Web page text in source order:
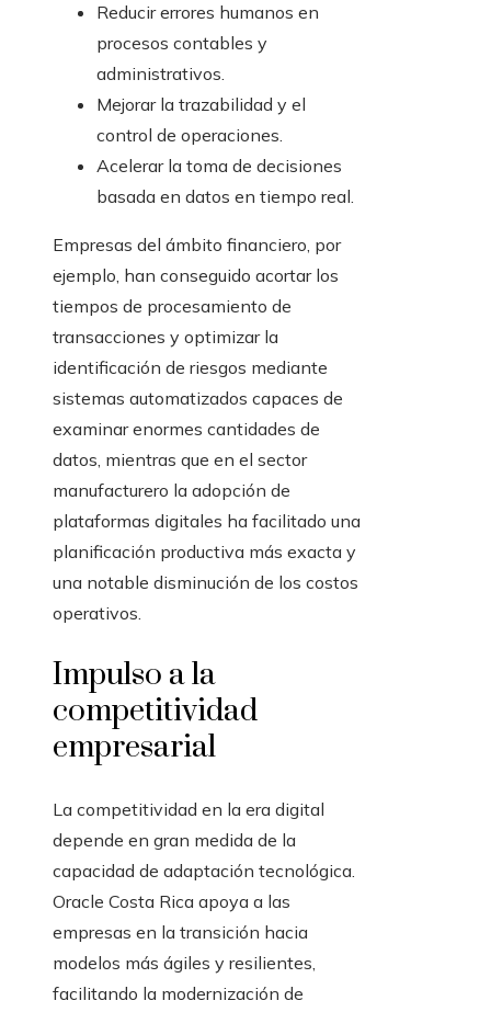
Reducir errores humanos en
procesos contables y
administrativos.
Mejorar la trazabilidad y el
control de operaciones.
Acelerar la toma de decisiones
basada en datos en tiempo real.
Empresas del ámbito financiero, por
ejemplo, han conseguido acortar los
tiempos de procesamiento de
transacciones y optimizar la
identificación de riesgos mediante
sistemas automatizados capaces de
examinar enormes cantidades de
datos, mientras que en el sector
manufacturero la adopción de
plataformas digitales ha facilitado una
planificación productiva más exacta y
una notable disminución de los costos
operativos.
Impulso a la
competitividad
empresarial
La competitividad en la era digital
depende en gran medida de la
capacidad de adaptación tecnológica.
Oracle Costa Rica apoya a las
empresas en la transición hacia
modelos más ágiles y resilientes,
facilitando la modernización de